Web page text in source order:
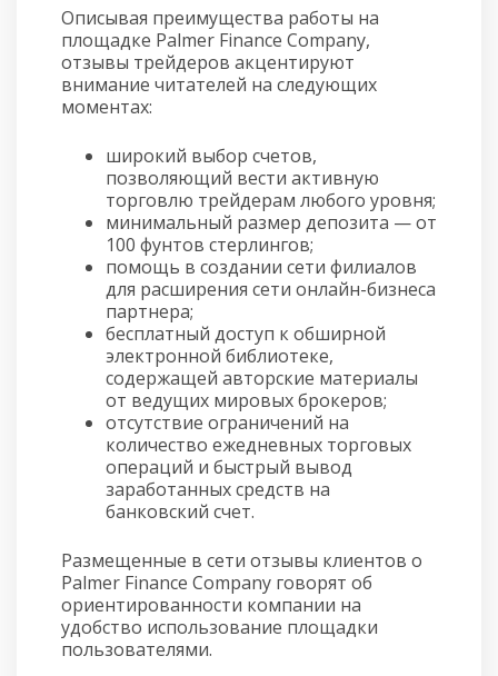
Описывая преимущества работы на
площадке Palmer Finance Company,
отзывы трейдеров акцентируют
внимание читателей на следующих
моментах:
широкий выбор счетов,
позволяющий вести активную
торговлю трейдерам любого уровня;
минимальный размер депозита — от
100 фунтов стерлингов;
помощь в создании сети филиалов
для расширения сети онлайн-бизнеса
партнера;
бесплатный доступ к обширной
электронной библиотеке,
содержащей авторские материалы
от ведущих мировых брокеров;
отсутствие ограничений на
количество ежедневных торговых
операций и быстрый вывод
заработанных средств на
банковский счет.
Размещенные в сети отзывы клиентов о
Palmer Finance Company говорят об
ориентированности компании на
удобство использование площадки
пользователями.